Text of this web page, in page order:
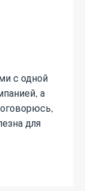
с одной
а
для